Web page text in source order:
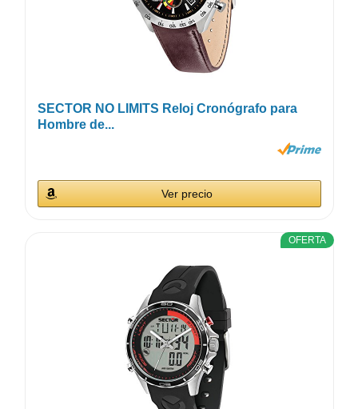
SECTOR NO LIMITS Reloj Cronógrafo para
Hombre de...
Ver precio
OFERTA